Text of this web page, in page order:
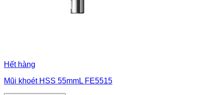
Hết hàng
Mũi khoét HSS 55mmL FE5515